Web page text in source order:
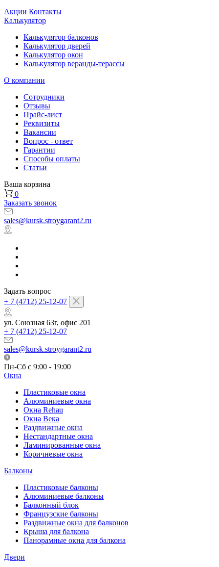
Акции Контакты
Калькулятор
Калькулятор балконов
Калькулятор дверей
Калькулятор окон
Калькулятор веранды-терассы
О компании
Сотрудники
Отзывы
Прайс-лист
Реквизиты
Вакансии
Вопрос - ответ
Гарантии
Способы оплаты
Статьи
Ваша корзина
0
Заказать звонок
sales@kursk.stroygarant2.ru
Задать вопрос
+ 7 (4712) 25-12-07
ул. Союзная 63г, офис 201
+ 7 (4712) 25-12-07
sales@kursk.stroygarant2.ru
Пн-Сб с 9:00 - 19:00
Окна
Пластиковые окна
Алюминиевые окна
Окна Rehau
Окна Века
Раздвижные окна
Нестандартные окна
Ламинированные окна
Коричневые окна
Балконы
Пластиковые балконы
Алюминиевые балконы
Балконный блок
Французские балконы
Раздвижные окна для балконов
Крыша для балкона
Панорамные окна для балкона
Двери